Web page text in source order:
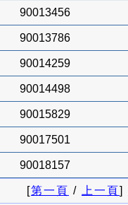
90013456
90013786
90014259
90014498
90015829
90017501
90018157
[第一頁 / 上一頁]